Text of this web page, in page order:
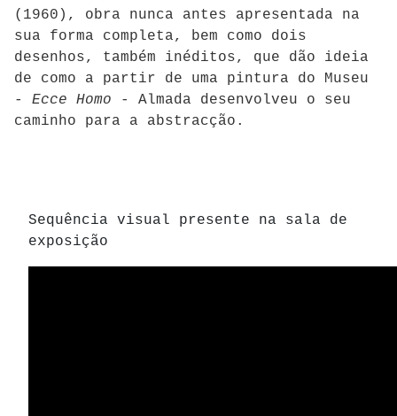
(1960), obra nunca antes apresentada na
sua forma completa, bem como dois
desenhos, também inéditos, que dão ideia
de como a partir de uma pintura do Museu
- Ecce Homo
- Almada desenvolveu o seu
caminho para a abstracção.
Sequência visual presente na sala de
exposição